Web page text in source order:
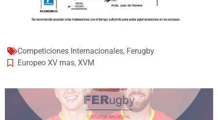
Competiciones Internacionales, Ferugby
Europeo XV mas, XVM